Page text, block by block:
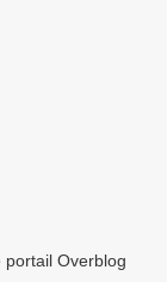
portail Overblog